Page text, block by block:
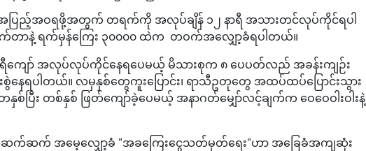
ပြည့်အဝရဖို့အတွက် တရက်ကို အလုပ်ချိန် ၁၂ နာရီ အသားတင်လုပ်ကိုင်ရပါ
ာနဲ့ ရက်မှန်ကြေး ၃၀၀၀၀ ထဲက တဝက်အလျှော့ခံရပါတယ်။
ရီကျော် အလုပ်လုပ်ကိုင်နေရပေမယ့် မိသားစုက ၈ ပေပတ်လည် အခန်းကျဉ်း
နေရပါတယ်။ လမှနှစ်တွေကူးပြောင်း၊ ရာသီဥတုတွေ အထပ်ထပ်ပြောင်းသွား
စ်ပြီး တစ်နှစ် ဖြတ်ကျော်ခဲ့ပေမယ့် အနာဂတ်မျှော်လင့်ချက်က ဝေဝေဝါးဝါးနဲ့
ဆက် အမေ့လျှော့ခံ "အခကြေးငွေသတ်မှတ်ရေး"ဟာ အခြေခံအကျဆုံး